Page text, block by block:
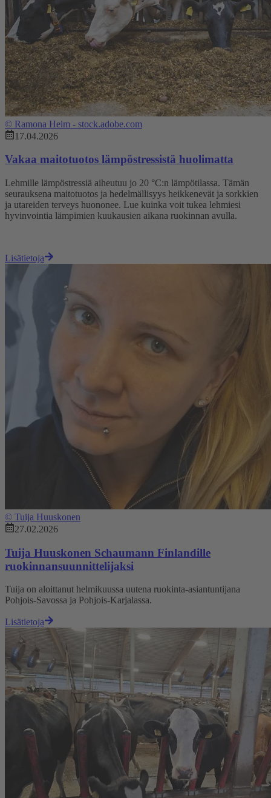
© Ramona Heim - stock.adobe.com
17.04.2026
Vakaa maitotuotos lämpöstressistä huolimatta
Lehmille lämpöstressiä aiheutuu jo 20 °C:n lämpötilassa. Tämän
seurauksena maitotuotos ja hedelmällisyys heikkenevät ja sorkkien
ja utareiden terveys huononee. Lue kuinka voit tukea lehmiesi
hyvinvointia lämpimien kuukausien aikana ruokinnan avulla.
Lisätietoja
© Tuija Huuskonen
27.02.2026
Tuija Huuskonen Schaumann Finlandille
ruokinnansuunnittelijaksi
Tuija on aloittanut helmikuussa uutena ruokinta-asiantuntijana
Pohjois-Savossa ja Pohjois-Karjalassa.
Lisätietoja